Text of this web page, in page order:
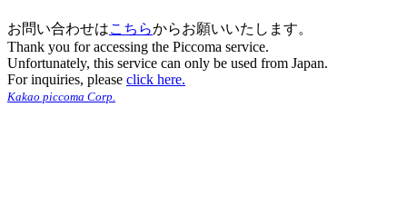
お問い合わせはこちらからお願いいたします。
Thank you for accessing the Piccoma service.
Unfortunately, this service can only be used from Japan.
For inquiries, please click here.
Kakao piccoma Corp.